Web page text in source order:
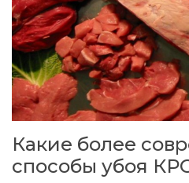
Какие более
способы убоя